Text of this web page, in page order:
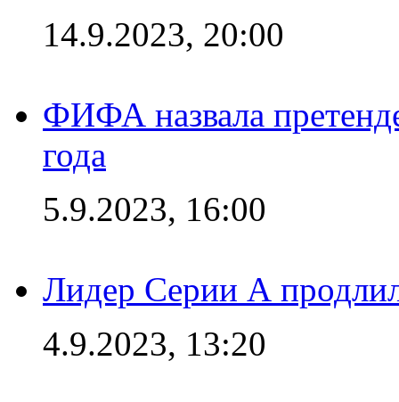
14.9.2023, 20:00
ФИФА назвала
года
5.9.2023, 16:00
Лидер Серии А
4.9.2023, 13:20